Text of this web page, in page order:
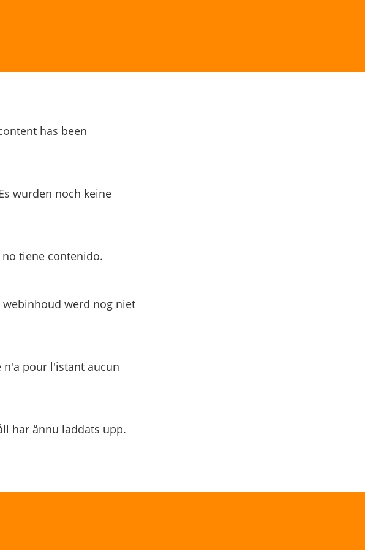
has been
wurden noch keine
no tiene contenido.
webinhoud werd nog niet
n'a pour l'istant aucun
har ännu laddats upp.